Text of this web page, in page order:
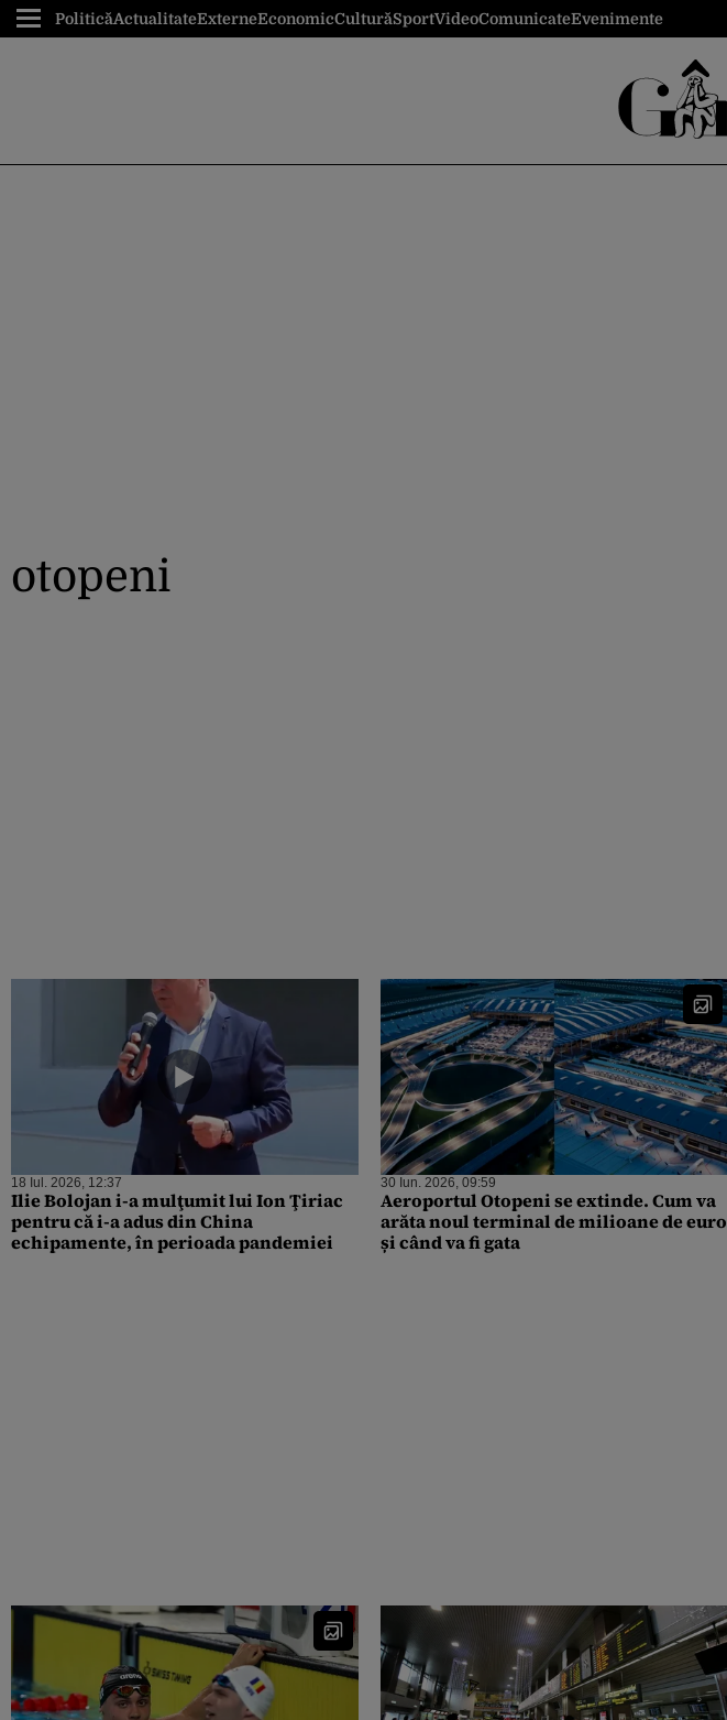
PoliticăActualitateExterneEconomicCulturăSportVideoComunicateEvenimente
otopeni
18 Iul. 2026, 12:37
Ilie Bolojan i-a mulţumit lui Ion Ţiriac
pentru că i-a adus din China
echipamente, în perioada pandemiei
30 Iun. 2026, 09:59
Aeroportul Otopeni se extinde. Cum va
arăta noul terminal de milioane de euro
și când va fi gata